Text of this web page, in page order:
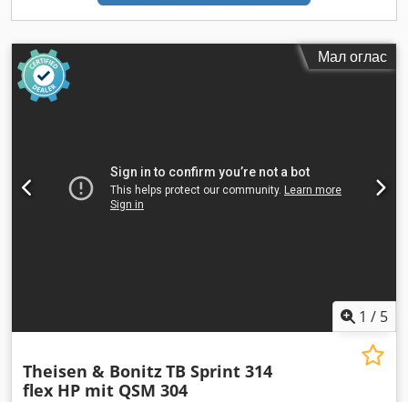
Мал оглас
1 / 5
Theisen & BonitzTB Sprint 314
flex HP mit QSM 304